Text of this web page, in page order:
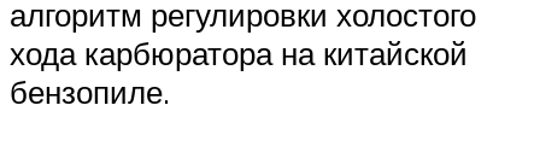
алгоритм регулировки холостого
хода карбюратора на китайской
бензопиле.